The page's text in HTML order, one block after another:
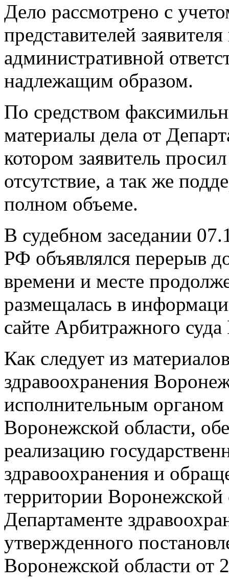
Дело рассмотрено с
представителей
административной
надлежащим образом.
По средством
материалы дела от
котором заявитель
отсутствие, а так же
полном объеме.
В судебном заседании
РФ объявлялся перерыв
времени и месте
размещалась в
сайте Арбитражного
Как следует из
здравоохранения
исполнительным органом
Воронежской области,
реализацию
здравоохранения и
территории
Департаменте
утвержденного
Воронежской области от